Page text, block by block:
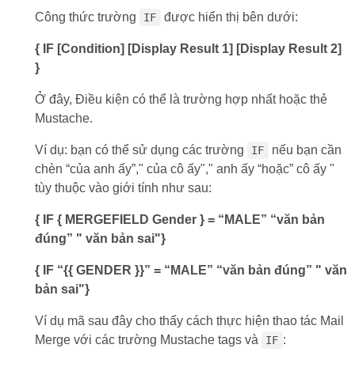
Công thức trường IF được hiển thị bên dưới:
{ IF [Condition] [Display Result 1] [Display Result 2]
}
Ở đây, Điều kiện có thể là trường hợp nhất hoặc thẻ
Mustache.
Ví dụ: bạn có thể sử dụng các trường IF
nếu bạn cần
chèn “của anh ấy”," của cô ấy"," anh ấy “hoặc” cô ấy "
tùy thuộc vào giới tính như sau:
{ IF { MERGEFIELD Gender } = “MALE” “văn bản
đúng” " văn bản sai"}
{ IF “{{ GENDER }}” = “MALE” “văn bản đúng” " văn
bản sai"}
Ví dụ mã sau đây cho thấy cách thực hiện thao tác Mail
Merge với các trường Mustache tags và
IF :